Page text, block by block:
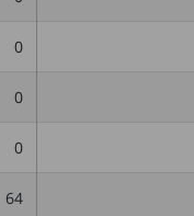
0
0
0
64